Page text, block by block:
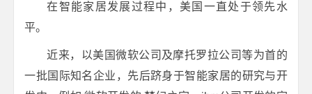
在智能家居发展过程中，美国一直处于领先水
平。
近来，以美国微软公司及摩托罗拉公司等为首的
一批国际知名企业，先后跻身于智能家居的研究与开